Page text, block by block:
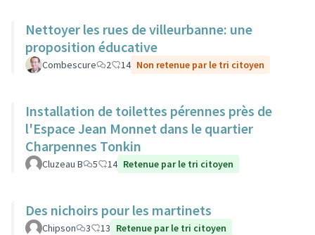
Nettoyer les rues de villeurbanne: une
proposition éducative
Combescure 2 14 Non retenue par le tri citoyen
Installation de toilettes pérennes près de
l'Espace Jean Monnet dans le quartier
Charpennes Tonkin
Cluzeau B 5 14 Retenue par le tri citoyen
Des nichoirs pour les martinets
Chipson 3 13 Retenue par le tri citoyen